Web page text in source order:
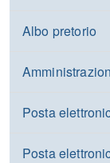
Albo pretorio
Posta
Posta